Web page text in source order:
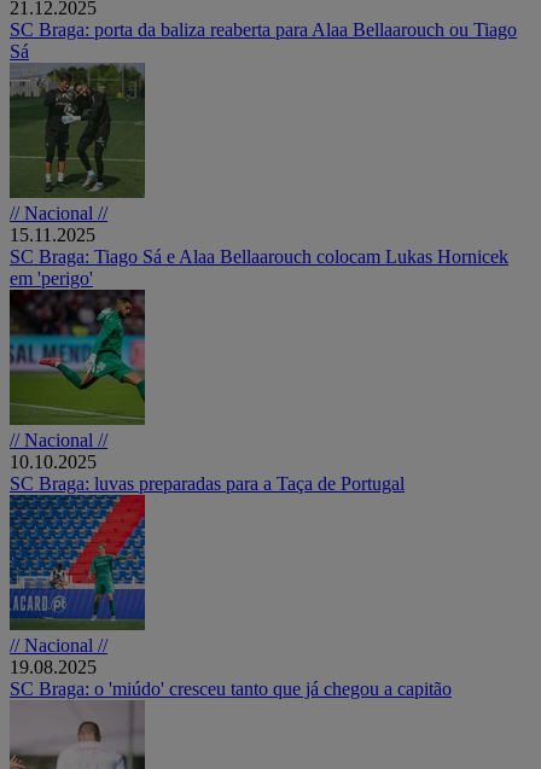
21.12.2025
SC Braga: porta da baliza reaberta para Alaa Bellaarouch ou Tiago
Sá
// Nacional //
15.11.2025
SC Braga: Tiago Sá e Alaa Bellaarouch colocam Lukas Hornicek
em 'perigo'
// Nacional //
10.10.2025
SC Braga: luvas preparadas para a Taça de Portugal
// Nacional //
19.08.2025
SC Braga: o 'miúdo' cresceu tanto que já chegou a capitão